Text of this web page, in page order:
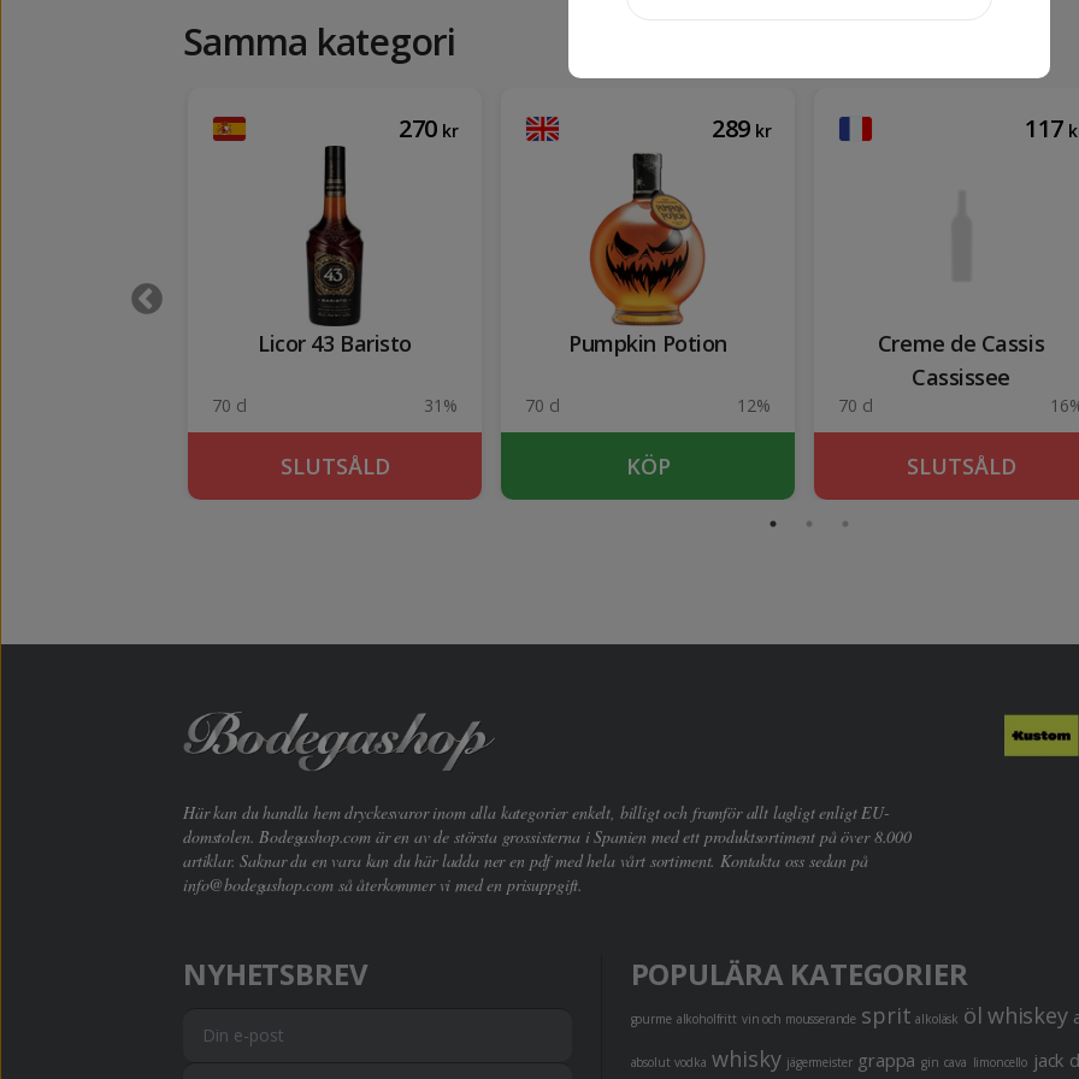
Samma kategori
270 kr
Licor 43 Baristo
70 cl 31%
SLUTSÅLD
289 kr
Pumpkin Potion
70 cl 12%
KÖP
117
Creme de Cassis
Cassissee
70 cl
SLUTSÅLD
Här kan du handla hem dryckesvaror inom alla kategorier enkelt, billigt och framför allt lagligt enligt EU-
domstolen. Bodegashop.com är en av de största grossisterna i Spanien med ett produktsortiment på över 8.000
artiklar. Saknar du en vara kan du här ladda ner en pdf med hela vårt sortiment. Kontakta oss sedan på
info@bodegashop.comså återkommer vi med en prisuppgift.
NYHETSBREV POPULÄRA KATEGORIER
gourme alkoholfritt vin och mousserande sprit alkoläsk öl whiskey
absolut vodka whisky jägermeister grappa gin cava limoncello jack